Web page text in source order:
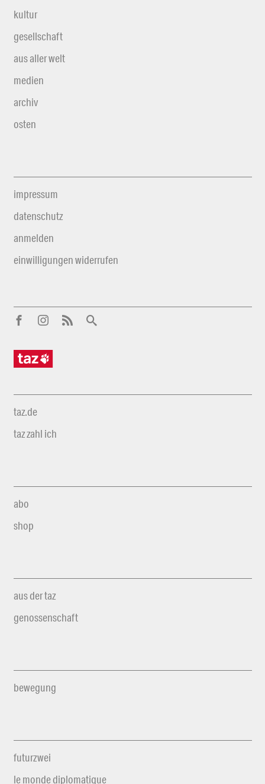
kultur
gesellschaft
aus aller welt
medien
archiv
osten
impressum
datenschutz
anmelden
einwilligungen widerrufen
taz.de
taz zahl ich
abo
shop
aus der taz
genossenschaft
bewegung
futurzwei
le monde diplomatique